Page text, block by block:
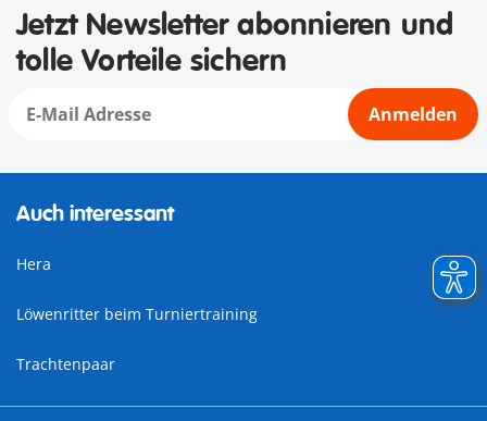
Jetzt Newsletter abonnieren und
tolle Vorteile sichern
Anmelden
Auch interessant
Hera
Löwenritter beim Turniertraining
Trachtenpaar